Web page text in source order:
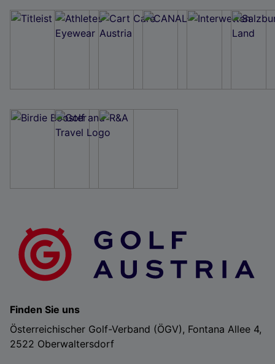
Finden Sie uns
Österreichischer Golf-Verband (ÖGV), Fontana Allee 4,
2522 Oberwaltersdorf
Wir und unsere Partner verarbeiten Daten, um
Verwendung genauer Standortdaten. Endgeräteeigenschaften zur Identifikation